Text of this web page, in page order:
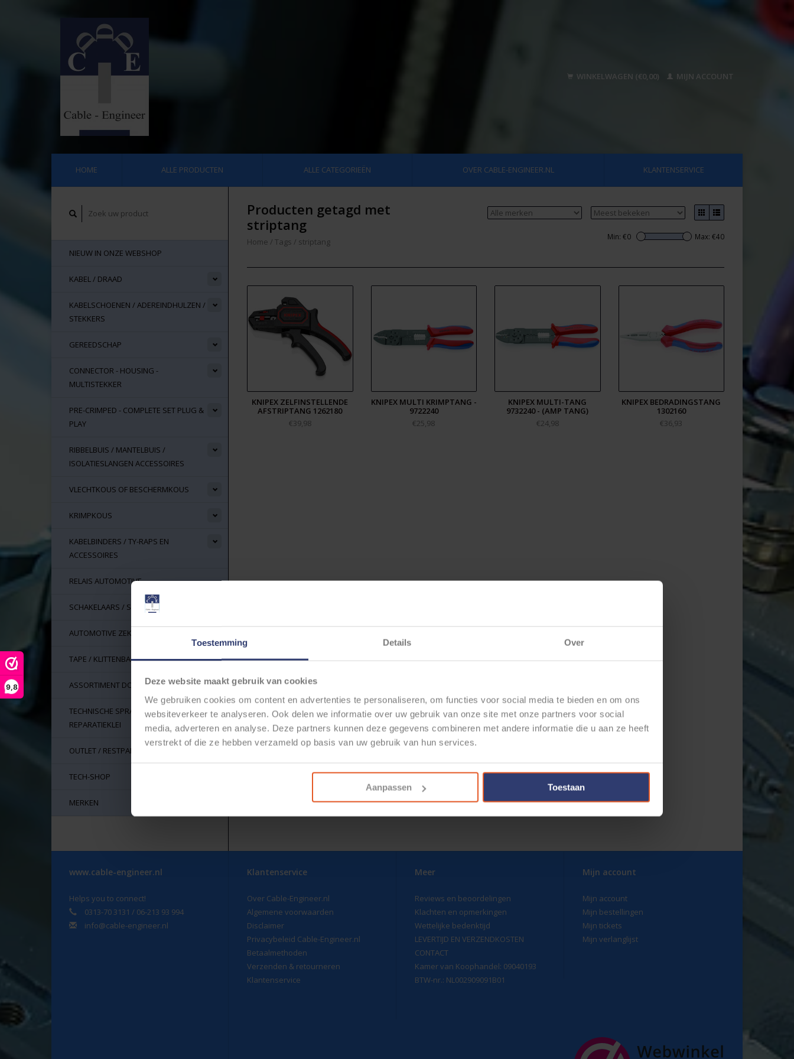
Toestemming Details Over
Deze website maakt gebruik van cookies
We gebruiken cookies om content en advertenties te personaliseren, om functies voor social media te bieden en om ons
websiteverkeer te analyseren. Ook delen we informatie over uw gebruik van onze site met onze partners voor social
media, adverteren en analyse. Deze partners kunnen deze gegevens combineren met andere informatie die u aan ze heeft
verstrekt of die ze hebben verzameld op basis van uw gebruik van hun services.
Aanpassen Toestaan
9,8
WINKELWAGEN (€0,00) MIJN ACCOUNT
HOME ALLE PRODUCTEN ALLE CATEGORIEËN OVER CABLE-ENGINEER.NL KLANTENSERVICE
NIEUW IN ONZE WEBSHOP
KABEL / DRAAD
KABELSCHOENEN / ADEREINDHULZEN /
STEKKERS
GEREEDSCHAP
CONNECTOR - HOUSING -
MULTISTEKKER
PRE-CRIMPED - COMPLETE SET PLUG &
PLAY
RIBBELBUIS / MANTELBUIS /
ISOLATIESLANGEN ACCESSOIRES
VLECHTKOUS OF BESCHERMKOUS
KRIMPKOUS
KABELBINDERS / TY-RAPS EN
ACCESSOIRES
RELAIS AUTOMOTIVE
SCHAKELAARS / SWITCHES
AUTOMOTIVE ZEKERINGEN
TAPE / KLITTENBAND
ASSORTIMENT DOZEN
TECHNISCHE SPRAYS, LIJM EN
REPARATIEKLEI
OUTLET / RESTPARTIJEN
TECH-SHOP
MERKEN
Producten getagd met
striptang
Home / Tags / striptang Min: €0 Max: €40
KNIPEX ZELFINSTELLENDE
AFSTRIPTANG 1262180
€39,98
KNIPEX MULTI KRIMPTANG -
9722240
€25,98
KNIPEX MULTI-TANG
9732240 - (AMP TANG)
€24,98
KNIPEX BEDRADINGSTANG
1302160
€36,93
www.cable-engineer.nl
Helps you to connect!
0313-70 3131 / 06-213 93 994
info@cable-engineer.nl
Klantenservice
Over Cable-Engineer.nl
Algemene voorwaarden
Disclaimer
Privacybeleid Cable-Engineer.nl
Betaalmethoden
Verzenden & retourneren
Klantenservice
Meer
Reviews en beoordelingen
Klachten en opmerkingen
Wettelijke bedenktijd
LEVERTIJD EN VERZENDKOSTEN
CONTACT
Kamer van Koophandel: 09040193
BTW-nr.: NL002909091B01
Mijn account
Mijn account
Mijn bestellingen
Mijn tickets
Mijn verlanglijst